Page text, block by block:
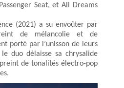
Seat, et All Dreams
(2021) a su envoûter par
de mélancolie et de
porté par l’unisson de leurs
duo délaisse sa chrysalide
de tonalités électro-pop